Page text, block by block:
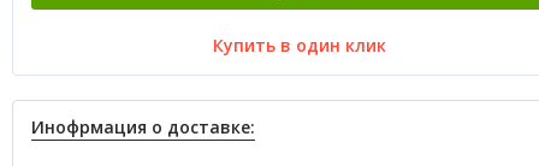
Купить в один клик
Инофрмация о доставке: